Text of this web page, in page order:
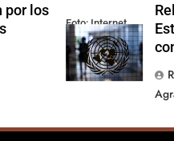
por los
Foto: Internet